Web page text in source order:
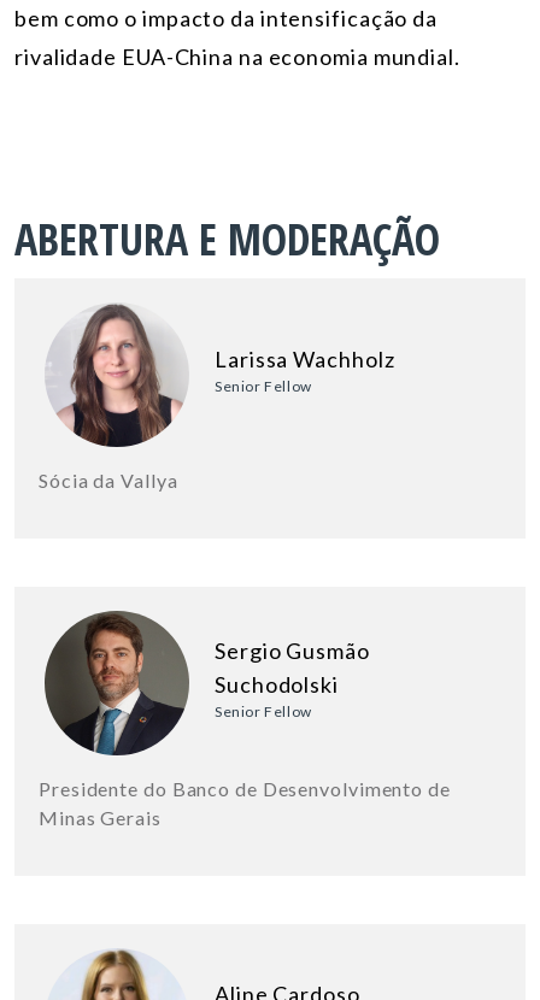
bem como o impacto da intensificação da
rivalidade EUA-China na economia mundial.
ABERTURA E MODERAÇÃO
Larissa Wachholz
Senior Fellow
Sócia da Vallya
Sergio Gusmão
Suchodolski
Senior Fellow
Presidente do Banco de Desenvolvimento de
Minas Gerais
Aline Cardoso